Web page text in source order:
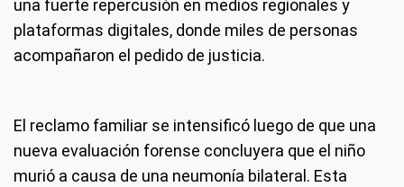
una fuerte repercusión en medios regionales y
plataformas digitales, donde miles de personas
acompañaron el pedido de justicia.
El reclamo familiar se intensificó luego de que una
nueva evaluación forense concluyera que el niño
murió a causa de una neumonía bilateral. Esta